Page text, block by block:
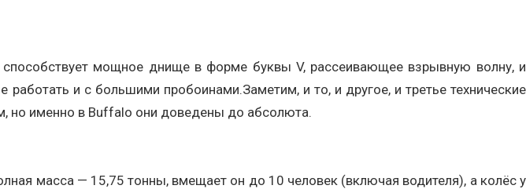
мощное днище в форме буквы V, рассеивающее взрывную волну, и
и с большими пробоинами.Заметим, и то, и другое, и третье технические
но именно в Buffalo они доведены до абсолюта.
масса — 15,75 тонны, вмещает он до 10 человек (включая водителя), а колёс у